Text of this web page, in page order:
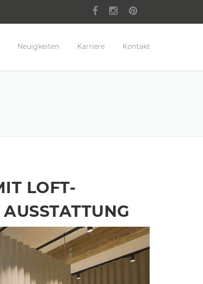
Neuigkeiten Karriere Kontakt
LOFT-